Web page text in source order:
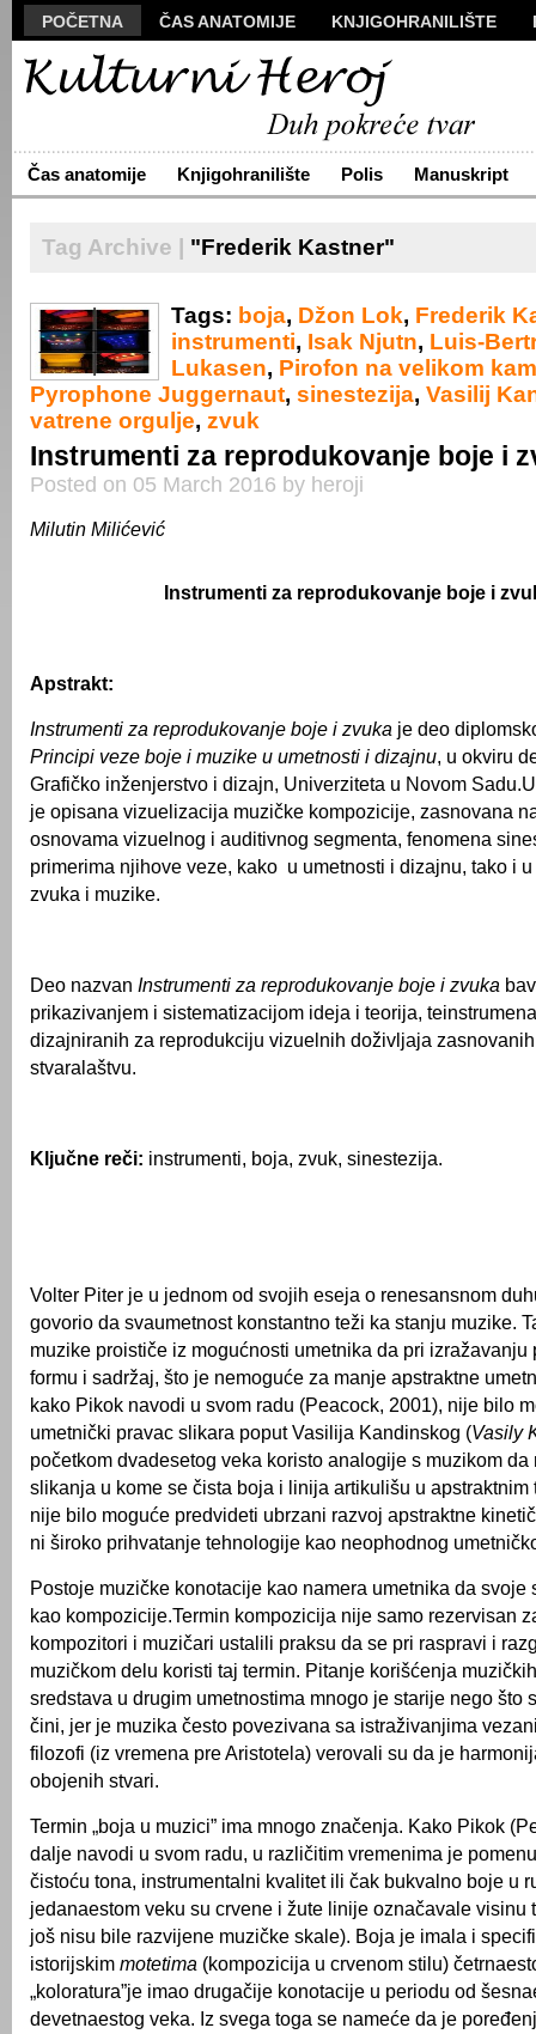
POČETNA ČAS ANATOMIJE KNJIGOHRANILIŠTE
MANUSKRIPT
VIZUALI
ARHIVA
O NAMA ŽIVA REČ KONTAKT
Čas anatomije Knjigohranilište Polis Manuskript
Tag Archive | "Frederik Kastner"
Tags: boja, Džon Lok, Frederik
instrumenti, Isak Njutn, Luis-
Lukasen, Pirofon na velikom
Pyrophone Juggernaut, sinestezija, Vasilij
vatrene orgulje, zvuk
Instrumenti za reprodukovanje boje i
Posted on 05 March 2016 by heroji
Milutin Milićević
Instrumenti za reprodukovanje boje i
Apstrakt:
Instrumenti za reprodukovanje boje i zvuka je deo
Principi veze boje i muzike u umetnosti i dizajnu, u okviru
Grafičko inženjerstvo i dizajn, Univerziteta u Novom
je opisana vizuelizacija muzičke kompozicije, zasnovana
osnovama vizuelnog i auditivnog segmenta, fenomena
primerima njihove veze, kako u umetnosti i dizajnu, tako i
zvuka i muzike.
Deo nazvan Instrumenti za reprodukovanje boje i zvuka
prikazivanjem i sistematizacijom ideja i teorija,
dizajniranih za reprodukciju vizuelnih doživljaja
stvaralaštvu.
Ključne reči: instrumenti, boja, zvuk, sinestezija.
Volter Piter je u jednom od svojih eseja o renesansnom
govorio da svaumetnost konstantno teži ka stanju muzike.
muzike proističe iz mogućnosti umetnika da pri izražavanju
formu i sadržaj, što je nemoguće za manje apstraktne
kako Pikok navodi u svom radu (Peacock, 2001), nije bilo
umetnički pravac slikara poput Vasilija Kandinskog (Vasily
početkom dvadesetog veka koristo analogije s muzikom da
slikanja u kome se čista boja i linija artikulišu u apstraktnim
nije bilo moguće predvideti ubrzani razvoj apstraktne
ni široko prihvatanje tehnologije kao neophodnog
Postoje muzičke konotacije kao namera umetnika da svoje
kao kompozicije.Termin kompozicija nije samo rezervisan
kompozitori i muzičari ustalili praksu da se pri raspravi i
muzičkom delu koristi taj termin. Pitanje korišćenja
sredstava u drugim umetnostima mnogo je starije nego što
čini, jer je muzika često povezivana sa istraživanjima
filozofi (iz vremena pre Aristotela) verovali su da je
obojenih stvari.
Termin „boja u muzici” ima mnogo značenja. Kako Pikok
dalje navodi u svom radu, u različitim vremenima je
čistoću tona, instrumentalni kvalitet ili čak bukvalno boje u
jedanaestom veku su crvene i žute linije označavale visinu
još nisu bile razvijene muzičke skale). Boja je imala i
istorijskim motetima (kompozicija u crvenom stilu)
„koloratura”je imao drugačije konotacije u periodu od
devetnaestog veka. Iz svega toga se nameće da je